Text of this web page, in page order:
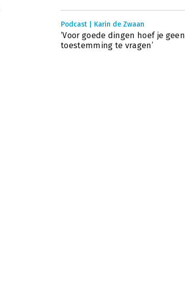
Podcast | Karin de Zwaan
‘Voor goede dingen hoef je geen
toestemming te vragen’